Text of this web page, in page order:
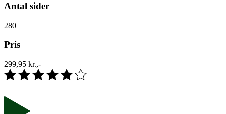
Antal sider
280
Pris
299,95 kr.,-